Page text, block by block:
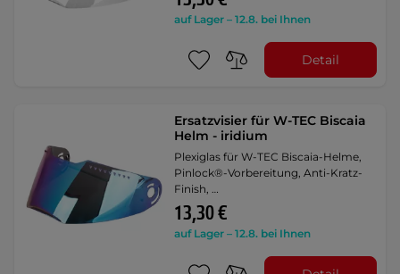
auf Lager – 12.8. bei Ihnen
Detail
Ersatzvisier für W-TEC Biscaia
Helm - iridium
Plexiglas für W-TEC Biscaia-Helme,
Pinlock®-Vorbereitung, Anti-Kratz-
Finish, …
13,30 €
auf Lager – 12.8. bei Ihnen